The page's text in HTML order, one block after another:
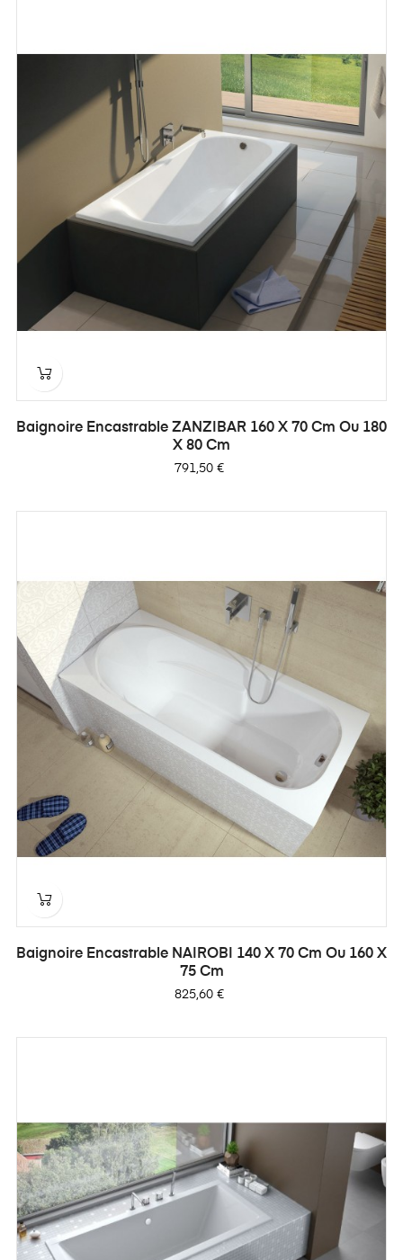
Baignoire Encastrable ZANZIBAR 160 X 70 Cm Ou 180
X 80 Cm
Prix
791,50 €
Baignoire Encastrable NAIROBI 140 X 70 Cm Ou 160 X
75 Cm
Prix
825,60 €